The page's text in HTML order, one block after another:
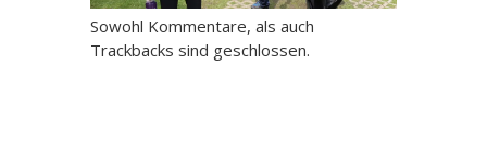
Sowohl Kommentare, als auch
Trackbacks sind geschlossen.